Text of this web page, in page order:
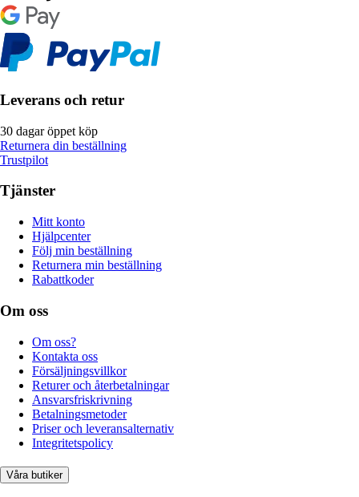
Leverans och retur
30 dagar öppet köp
Returnera din beställning
Trustpilot
Tjänster
Mitt konto
Hjälpcenter
Följ min beställning
Returnera min beställning
Rabattkoder
Om oss
Om oss?
Kontakta oss
Försäljningsvillkor
Returer och återbetalningar
Ansvarsfriskrivning
Betalningsmetoder
Priser och leveransalternativ
Integritetspolicy
Våra butiker